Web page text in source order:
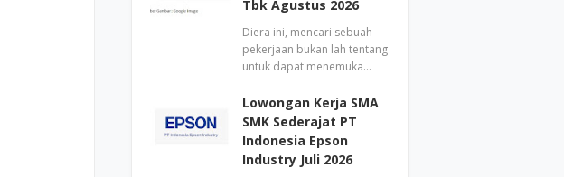
Tbk Agustus 2026
Diera ini, mencari sebuah
pekerjaan bukan lah tentang
untuk dapat menemuka…
Lowongan Kerja SMA
SMK Sederajat PT
Indonesia Epson
Industry Juli 2026